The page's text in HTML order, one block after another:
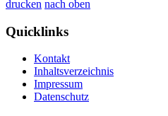
drucken nach oben
Quicklinks
Kontakt
Inhaltsverzeichnis
Impressum
Datenschutz